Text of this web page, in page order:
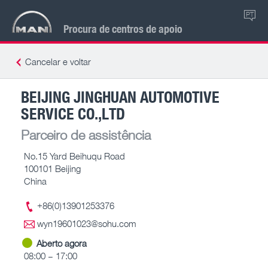
Procura de centros de apoio
PT
Cancelar e voltar
BEIJING JINGHUAN AUTOMOTIVE
SERVICE CO.,LTD
Parceiro de assistência
No.15 Yard Beihuqu Road
100101 Beijing
China
+86(0)13901253376
wyn19601023@sohu.com
Aberto agora
08:00 – 17:00